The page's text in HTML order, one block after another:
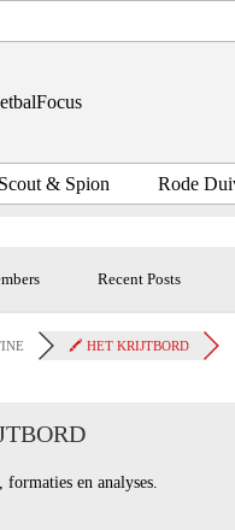
Scout & Spion Rode
Recent Posts
🖍️ HET KRIJTBORD
formaties en analyses.